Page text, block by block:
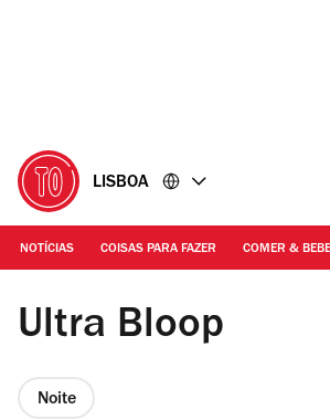
LISBOA
NOTÍCIAS COISAS PARA FAZER COMER &
@nashdoeswork | Ultra Bloop / Museu do
Ultra Bloop
Noite